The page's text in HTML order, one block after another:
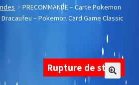
PRECOMMANDE – Carte Pokemon
– Pokemon Card Game Classic
Rupture de stock